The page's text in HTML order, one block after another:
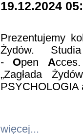
19.12.2024
Prezentujemy
Żydów.
- Open A
„Zagłada
PSYCHOLOGIA
więcej...